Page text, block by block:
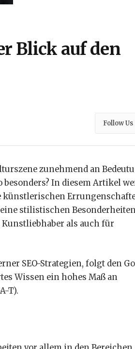
Blick auf den
Follow Us
zunehmend an
In diesem Artikel
künstlerischen
stilistischen
Kunstliebhaber als auch für
SEO-Strategien, folgt den
Wissen ein hohes Maß an
T).